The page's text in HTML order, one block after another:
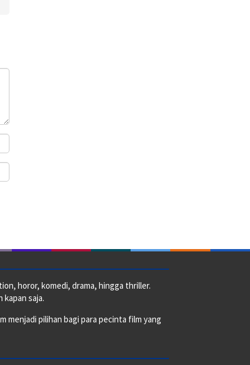
horor, komedi, drama, hingga thriller.
saja.
menjadi pilihan bagi para pecinta film yang